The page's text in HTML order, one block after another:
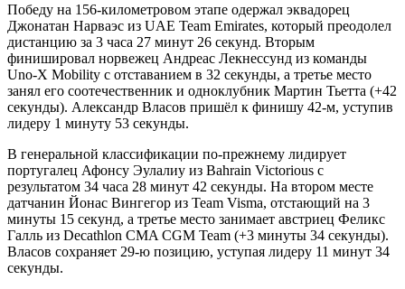
Победу на 156-километровом этапе одержал эквадорец
Джонатан Нарваэс из UAE Team Emirates, который преодолел
дистанцию за 3 часа 27 минут 26 секунд. Вторым
финишировал норвежец Андреас Лекнессунд из команды
Uno-X Mobility с отставанием в 32 секунды, а третье место
занял его соотечественник и одноклубник Мартин Тьетта (+42
секунды). Александр Власов пришёл к финишу 42-м, уступив
лидеру 1 минуту 53 секунды.
В генеральной классификации по-прежнему лидирует
португалец Афонсу Эулалиу из Bahrain Victorious с
результатом 34 часа 28 минут 42 секунды. На втором месте
датчанин Йонас Вингегор из Team Visma, отстающий на 3
минуты 15 секунд, а третье место занимает австриец Феликс
Галль из Decathlon CMA CGM Team (+3 минуты 34 секунды).
Власов сохраняет 29-ю позицию, уступая лидеру 11 минут 34
секунды.